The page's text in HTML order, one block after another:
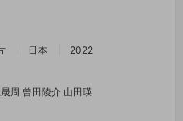
日本
2022
周 曾田陵介 山田瑛